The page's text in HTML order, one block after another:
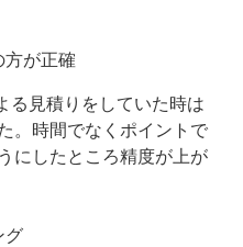
方が正確
る見積りをしていた時は
。時間でなくポイントで
にしたところ精度が上が
グ